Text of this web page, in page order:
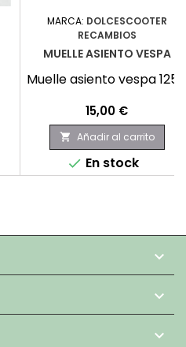
MARCA: DOLCESCOOTER
RECAMBIOS
MUELLE ASIENTO VESPA
Muelle asiento vespa 125N
Precio
15,00 €
 Añadir al carrito
 En stock


